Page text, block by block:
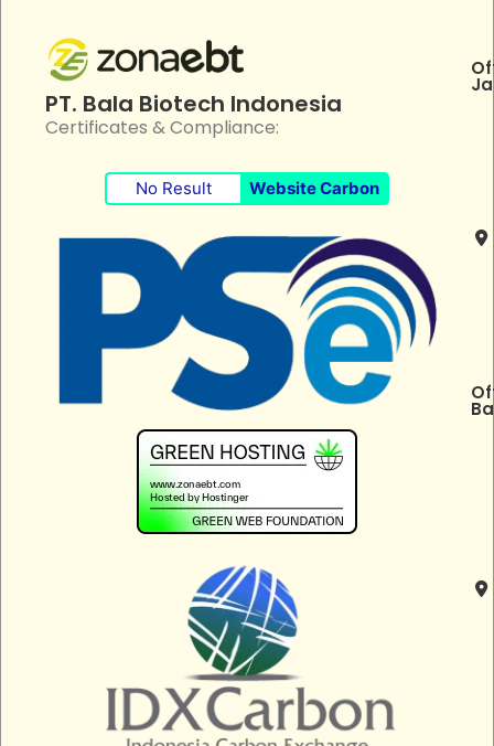
PT. Bala Biotech Indonesia
Certificates & Compliance:
No Result Website Carbon